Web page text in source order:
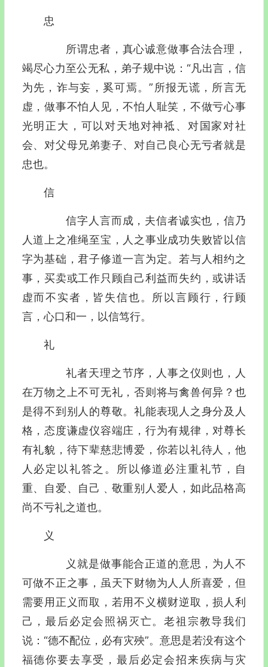
忠
所谓忠者，真心诚意做事合法合理，
竭尽心力至公无私，弟子规中说：“凡出言，信
为先，诈与妄，奚可焉。”所报无谎，所言无
虚，做事不怕人见，不怕人耻笑，不做亏心事
光明正大，可以对天地对神祗、对国家对社
会、对父母兄弟妻子、对自己良心无亏者就是
忠也。
信
信字人言而成，夫信者诚实也，信乃
人道上之准绳至宝，人之事业成功失败皆以信
字为基础，君子修道一言为定。若与人相约之
事，买卖或工作只顾自己利益而失约，或讲话
虚而不实者，皆失信也。所以言顾行，行顾
言，心口和一，以信笃行。
礼
礼者天理之节序，人事之仪则也，人
在万物之上不可无礼，否则将与禽兽何异？也
是得不到别人的尊敬。礼能表现人之身分及人
格，态度谦虚仪容端庄，行为有规律，对尊长
有礼貌，待下辈慈悲博爱，你若以礼待人，他
人必定以礼答之。所以修道必注重礼节，自
重、自爱、自己﹑敬重别人爱人，如此品格高
尚不亏礼之道也。
义
义就是做事能合正道的意思，为人不
可做不正之事，虽天下财物为人人所喜爱，但
需要用正义而取，若用不义横财逆取，损人利
己，最后必定会照祸灭亡。老祖宗教导我们
说：“德不配位，必有灾殃”。意思是若没有这个
福德你要去享受，最后必定会招来疾病与灾